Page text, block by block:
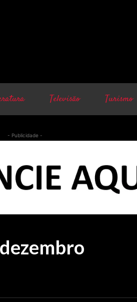
Televisão Turismo
- Publicidade -